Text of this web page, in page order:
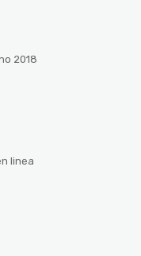
2018
linea